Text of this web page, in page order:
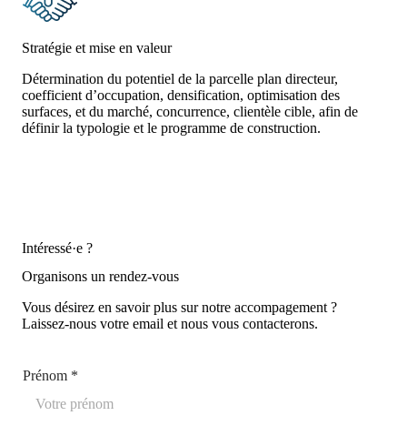
Stratégie et mise en valeur
Détermination du potentiel de la parcelle plan directeur,
coefficient d’occupation, densification, optimisation des
surfaces, et du marché, concurrence, clientèle cible, afin de
définir la typologie et le programme de construction.
Intéressé·e ?
Organisons un rendez-vous
Vous désirez en savoir plus sur notre accompagement ?
Laissez-nous votre email et nous vous contacterons.
Prénom *